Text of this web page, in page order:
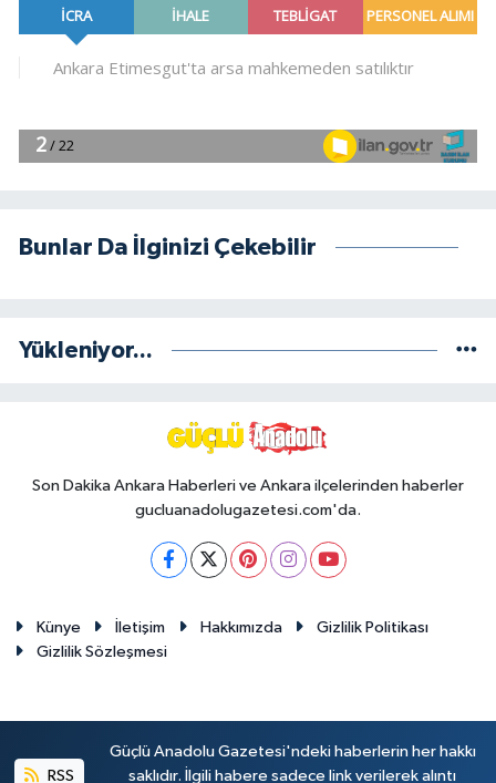
Bunlar Da İlginizi Çekebilir
Yükleniyor...
Son Dakika Ankara Haberleri ve Ankara ilçelerinden haberler
gucluanadolugazetesi.com'da.
Künye İletişim Hakkımızda
Gizlilik Politikası
Gizlilik Sözleşmesi
RSS
Güçlü Anadolu Gazetesi'ndeki haberlerin her hakkı
saklıdır. İlgili habere sadece link verilerek alıntı